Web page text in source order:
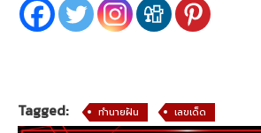
Tagged: ทำนายฝัน เลขเด็ด